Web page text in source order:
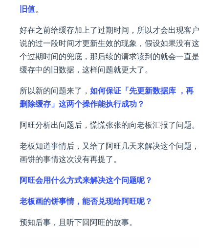
旧值。
好在之前给缓存加上了过期时间，所以才会出现客户
说的过一段时间才更新生效的现象，假设如果没有这
个过期时间的兜底，那后续的请求读到的就会一直是
缓存中的旧数据，这样问题就更大了。
所以新的问题来了， 如何保证「先更新数据库 ，再
删除缓存」这两个操作能执行成功？
阿旺分析出问题后，慌慌张张的向老板汇报了问题。
老板知道事情后，又给了阿旺几天来解决这个问题，
画饼的事情这次没有再提了。
阿旺会用什么方式来解决这个问题呢？
老板画的饼事情，能否兑现给阿旺呢？
预知后事，且听下回阿旺的故事。